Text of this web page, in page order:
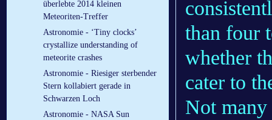
überlebte 2014 kleinen
Meteoriten-Treffer
Astronomie - ‘Tiny clocks’
crystallize understanding of
meteorite crashes
Astronomie - Riesiger sterbender
Stern kollabiert gerade in
Schwarzen Loch
Astronomie - NASA Sun
than four
whether
cater to
Not many